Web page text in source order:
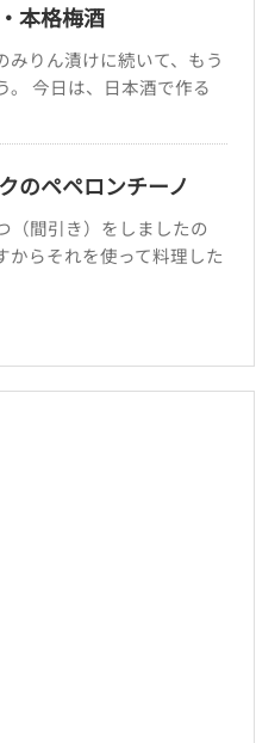
本格梅酒
みりん漬けに続いて、もう
。 今日は、日本酒で作る
のペペロンチーノ
（間引き）をしましたの
からそれを使って料理した